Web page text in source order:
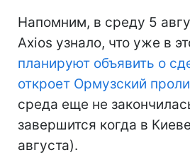
Напомним, в среду 5
Axios узнало, что уже в
планируют объявить о
откроет Ормузский
среда еще не
завершится когда в
августа).